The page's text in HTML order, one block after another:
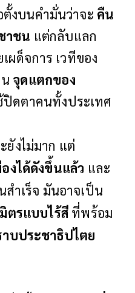
งบนคำมั่นว่าจะ คืน
าชน แต่กลับแลก
ผด็จการ เวทีของ
จุดแตกของ
ปิดตาคนทั้งประเทศ
งไม่มาก แต่
งได้ดังขึ้นแล้ว และ
สำเร็จ มันอาจเป็น
ตรแบบไร้สีที่พร้อม
บประชาธิปไตย